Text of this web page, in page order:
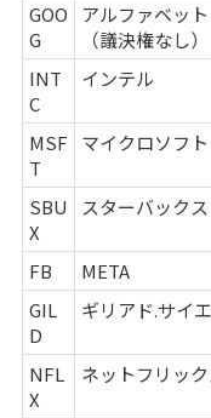
GOO
G
アルファベッ
（議決権なし）
INT
C
インテル
MSF
T
マイクロソフト
SBU
X
スターバックス
FB META
GIL
D
ギリアド.サイ
NFL
X
ネットフリック